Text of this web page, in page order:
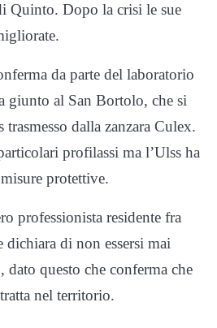
Quinto. Dopo la crisi le sue
da parte del laboratorio
giunto al San Bortolo, che si
dalla zanzara Culex.
profilassi ma l’Ulss ha
protettive.
professionista residente fra
di non essersi mai
dato questo che conferma che
nel territorio.